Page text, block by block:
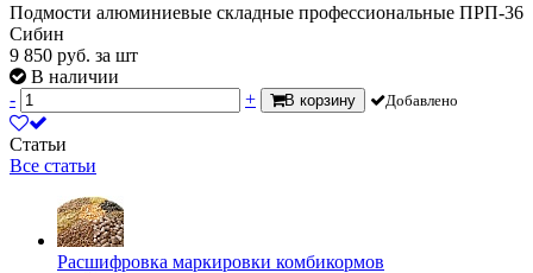
Подмости алюминиевые складные профессиональные ПРП-36
Сибин
9 850 руб. за шт
В наличии
-
+ В корзину Добавлено
Статьи
Все статьи
Расшифровка маркировки комбикормов